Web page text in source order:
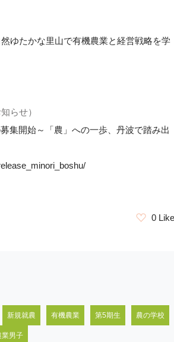
ゆたかな里山で有機農業と経営戦略を学
らせ）
集開始～「農」への一歩、丹波で踏み出
0
新規就農 有機農業 第5期生 農の学校
業男子